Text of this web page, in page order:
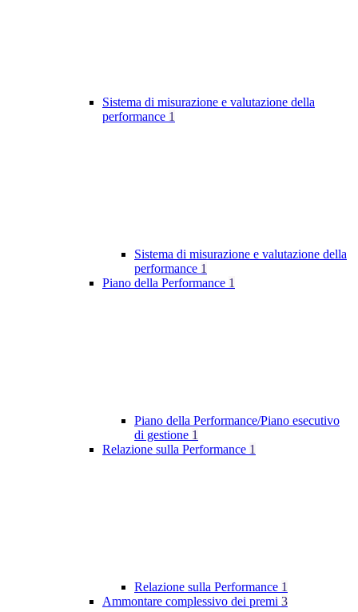
Sistema di misurazione e valutazione della
performance 1
Sistema di misurazione e valutazione della
performance 1
Piano della Performance 1
Piano della Performance/Piano esecutivo
di gestione 1
Relazione sulla Performance 1
Relazione sulla Performance 1
Ammontare complessivo dei premi 3